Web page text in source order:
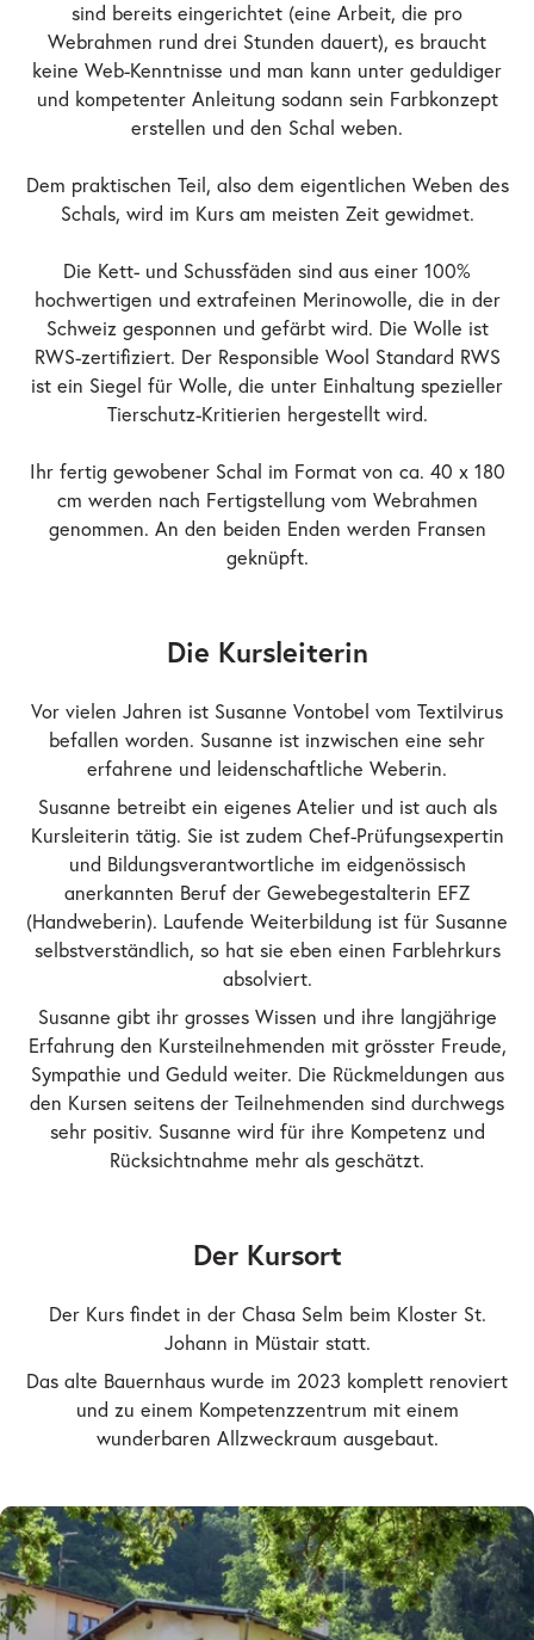
sind bereits eingerichtet (eine Arbeit, die pro
Webrahmen rund drei Stunden dauert), es braucht
keine Web-Kenntnisse und man kann unter geduldiger
und kompetenter Anleitung sodann sein Farbkonzept
erstellen und den Schal weben.
Dem praktischen Teil, also dem eigentlichen Weben des
Schals, wird im Kurs am meisten Zeit gewidmet.
Die Kett- und Schussfäden sind aus einer 100%
hochwertigen und extrafeinen Merinowolle, die in der
Schweiz gesponnen und gefärbt wird. Die Wolle ist
RWS-zertifiziert. Der Responsible Wool Standard RWS
ist ein Siegel für Wolle, die unter Einhaltung spezieller
Tierschutz-Kritierien hergestellt wird.
Ihr fertig gewobener Schal im Format von ca. 40 x 180
cm werden nach Fertigstellung vom Webrahmen
genommen. An den beiden Enden werden Fransen
geknüpft.
Die Kursleiterin
Vor vielen Jahren ist Susanne Vontobel vom Textilvirus
befallen worden. Susanne ist inzwischen eine sehr
erfahrene und leidenschaftliche Weberin.
Susanne betreibt ein eigenes Atelier und ist auch als
Kursleiterin tätig. Sie ist zudem Chef-Prüfungsexpertin
und Bildungsverantwortliche im eidgenössisch
anerkannten Beruf der Gewebegestalterin EFZ
(Handweberin). Laufende Weiterbildung ist für Susanne
selbstverständlich, so hat sie eben einen Farblehrkurs
absolviert.
Susanne gibt ihr grosses Wissen und ihre langjährige
Erfahrung den Kursteilnehmenden mit grösster Freude,
Sympathie und Geduld weiter. Die Rückmeldungen aus
den Kursen seitens der Teilnehmenden sind durchwegs
sehr positiv. Susanne wird für ihre Kompetenz und
Rücksichtnahme mehr als geschätzt.
Der Kursort
Der Kurs findet in der Chasa Selm beim Kloster St.
Johann in Müstair statt.
Das alte Bauernhaus wurde im 2023 komplett renoviert
und zu einem Kompetenzzentrum mit einem
wunderbaren Allzweckraum ausgebaut.